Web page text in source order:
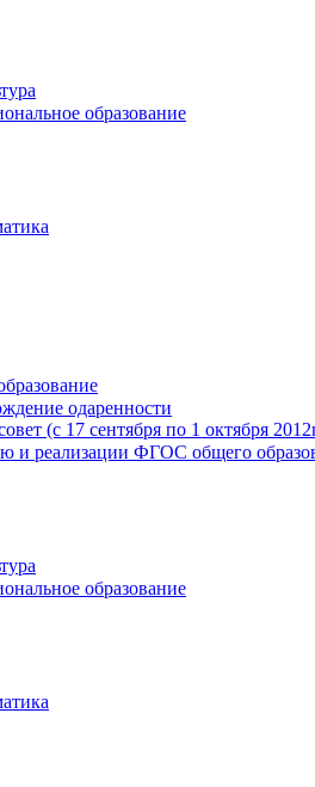
образование
одаренности
(с 17 сентября по 1 октября
и реализации ФГОС общего
образование